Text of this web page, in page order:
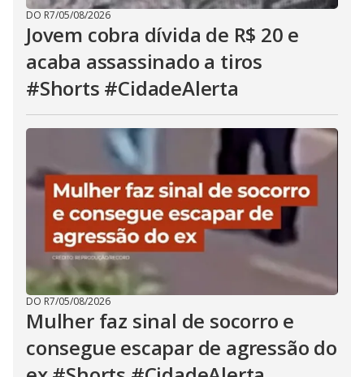
DO R7/05/08/2026
Jovem cobra dívida de R$ 20 e
acaba assassinado a tiros
#Shorts #CidadeAlerta
DO R7/05/08/2026
Mulher faz sinal de socorro e
consegue escapar de agressão do